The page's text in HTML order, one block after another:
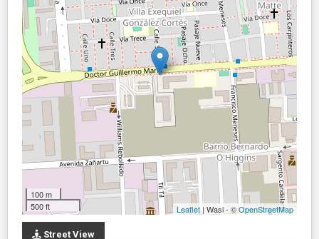
100 m
500 ft
Leaflet| Wasi - ©OpenStreetMap
Street View